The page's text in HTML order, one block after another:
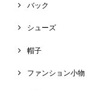
バック
シューズ
帽子
ファンション小物